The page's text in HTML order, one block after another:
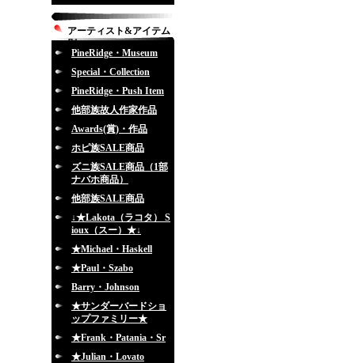
アーティスト&アイテム
別
PineRidge・Museum
Special・Collection
PineRidge・Push Item
他部族故人作家作品
Awards(賞)・作品
ホピ族SALE商品
ズニ族SALE商品（1部
ナバホ商品）
他部族SALE商品
↓★Lakota（ラコタ） S
ioux（スー）★↓
★Michael・Haskell
★Paul・Szabo
Barry・Johnson
★サンダーバードショ
ップファミリー★
★Frank・Patania・Sr
★Julian・Lovato